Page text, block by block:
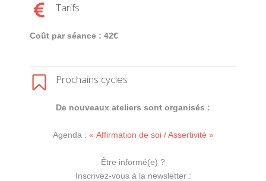
Tarifs
Coût par séance : 42€
Prochains cycles
De nouveaux ateliers sont organisés :
Agenda : « Affirmation de soi / Assertivité »
Être informé(e) ?
Inscrivez-vous à la newsletter :